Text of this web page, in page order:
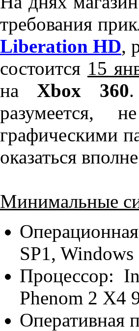
требования
Liberation HD,
состоится 15
наXbox 360
разумеется,
графическими
оказаться
Минимальные
SP1,
Процессор:
Phenom 2 X4
Оперативная